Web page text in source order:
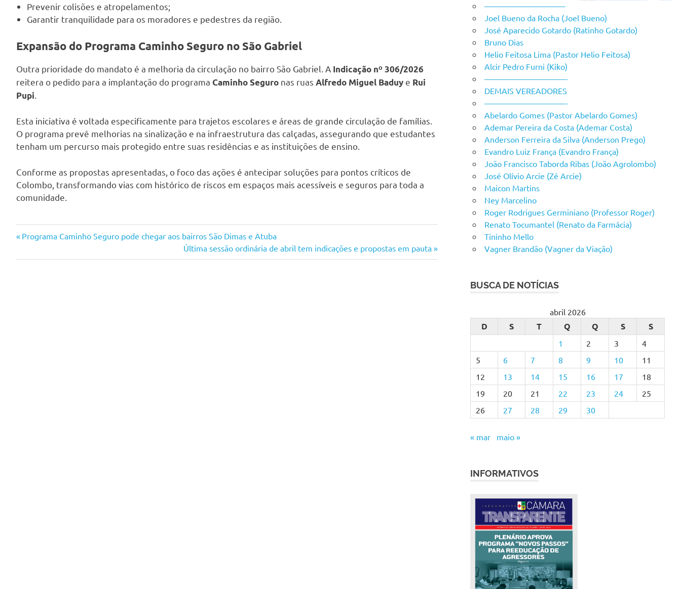
Prevenir colisões e atropelamentos;
Garantir tranquilidade para os moradores e pedestres da região.
Expansão do Programa Caminho Seguro no São Gabriel
Outra prioridade do mandato é a melhoria da circulação no bairro São Gabriel. A Indicação nº 306/2026
reitera o pedido para a implantação do programa Caminho Seguro nas ruas Alfredo Miguel Baduy e Rui
Pupi
Esta iniciativa é voltada especificamente para trajetos escolares e áreas de grande circulação de famílias.
O programa prevê melhorias na sinalização e na infraestrutura das calçadas, assegurando que estudantes
tenham um percurso mais protegido entre suas residências e as instituições de ensino.
Conforme as propostas apresentadas, o foco das ações é antecipar soluções para pontos críticos de
Colombo, transformando vias com histórico de riscos em espaços mais acessíveis e seguros para toda a
comunidade.
Navegação
de
Previous
Programa Caminho Seguro pode chegar aos bairros São Dimas e Atuba
Next
Post:
Última sessão ordinária de abril tem indicações e propostas em pauta
——————————
Joel Bueno da Rocha (Joel Bueno)
José Aparecido Gotardo (Ratinho Gotardo)
Bruno Dias
Helio Feitosa Lima (Pastor Helio Feitosa)
Alcir Pedro Furni (Kiko)
——————————-
DEMAIS VEREADORES
——————————-
Abelardo Gomes (Pastor Abelardo Gomes)
Ademar Pereira da Costa (Ademar Costa)
Anderson Ferreira da Silva (Anderson Prego)
Evandro Luiz França (Evandro França)
João Francisco Taborda Ribas (João Agrolombo)
José Olívio Arcie (Zé Arcie)
Maicon Martins
Ney Marcelino
Roger Rodrigues Germiniano (Professor Roger)
Renato Tocumantel (Renato da Farmácia)
Tininho Mello
Vagner Brandão (Vagner da Viação)
BUSCA DE NOTÍCIAS
abril 2026
D S T Q Q S S
1 2 3
4
5
6 7 8 9 10
11
12
13 14 15 16 17
18
19
20 21 22 23 24
25
26
27 28 29 30
« mar maio »
INFORMATIVOS